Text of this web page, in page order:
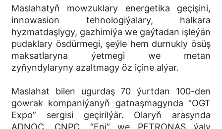
Maslahatyň mowzuklary energetika geçişini,
innowasion tehnologiýalary, halkara
hyzmatdaşlygy, gazhimiýa we gaýtadan işleýän
pudaklary ösdürmegi, şeýle hem durnukly ösüş
maksatlaryna ýetmegi we metan
zyňyndylaryny azaltmagy öz içine alýar.
Maslahat bilen ugurdaş 70 ýurtdan 100-den
gowrak kompaniýanyň gatnaşmagynda “OGT
Expo” sergisi geçirilýär. Olaryň arasynda
ADNOC, CNPC, “Eni” we PETRONAS ýaly